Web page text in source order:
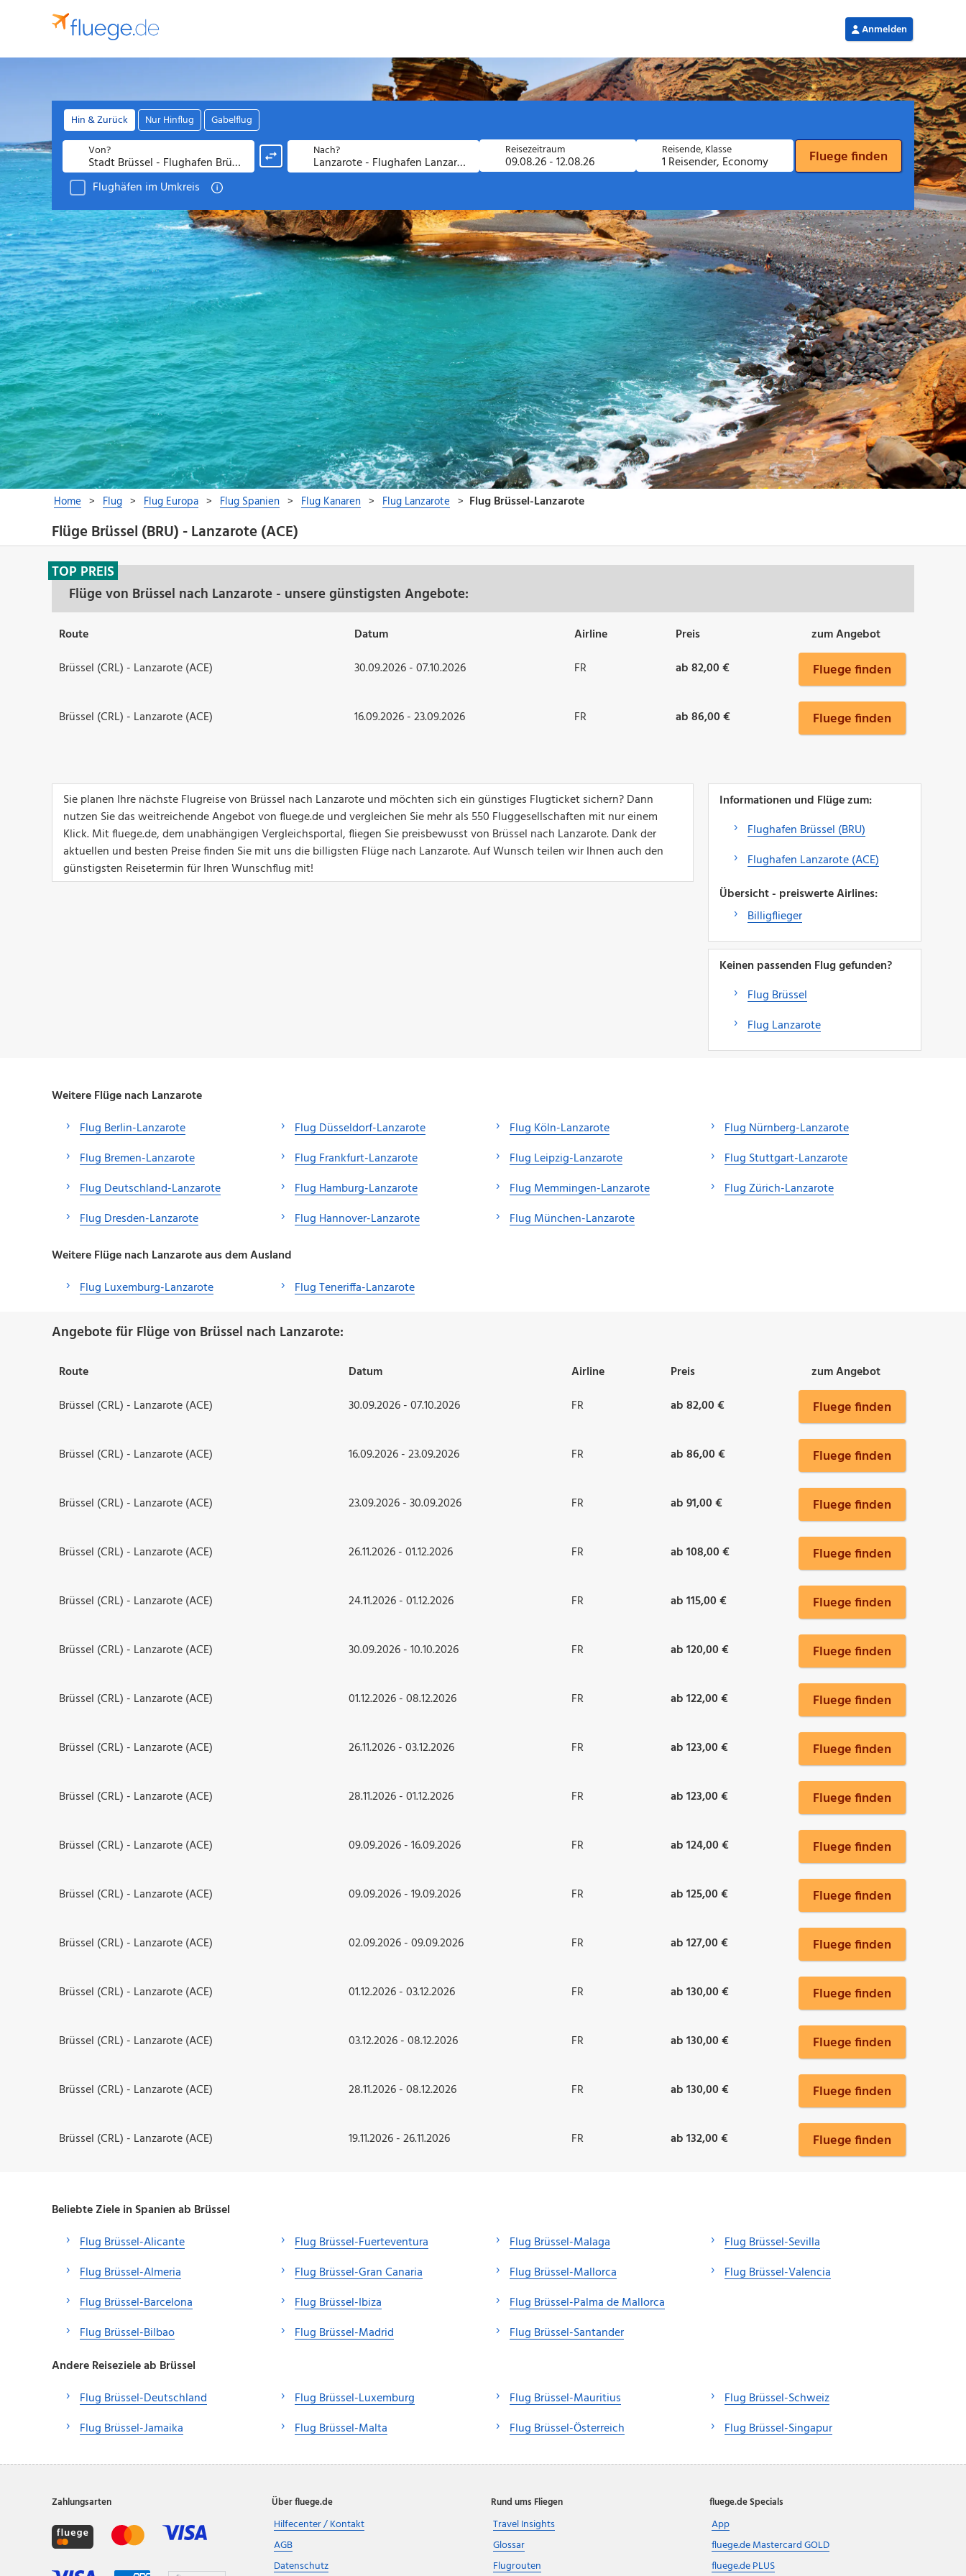
Flüge Brüssel (BRU) - Lanzarote (ACE)
Flüge von Brüssel nach Lanzarote - unsere günstigsten Angebote:
TOP PREIS
Route Datum Airline Preis
zum Angebot
Brüssel (CRL) - Lanzarote (ACE)
30.09.2026 - 07.10.2026 FR ab 82,00 € Fluege finden
Brüssel (CRL) - Lanzarote (ACE) 16.09.2026 - 23.09.2026 FR ab 86,00 € Fluege finden
Sie planen Ihre nächste Flugreise von Brüssel nach Lanzarote und möchten sich ein günstiges Flugticket sichern? Dann
nutzen Sie das weitreichende Angebot von fluege.de und vergleichen Sie mehr als 550 Fluggesellschaften mit nur einem
Klick. Mit fluege.de, dem unabhängigen Vergleichsportal, fliegen Sie preisbewusst von Brüssel nach Lanzarote. Dank der
aktuellen und besten Preise finden Sie mit uns die billigsten Flüge nach Lanzarote. Auf Wunsch teilen wir Ihnen auch den
günstigsten Reisetermin für Ihren Wunschflug mit!
Informationen und Flüge zum:
Flughafen Brüssel (BRU)
Flughafen Lanzarote (ACE)
Übersicht - preiswerte Airlines:
Billigflieger
Keinen passenden Flug gefunden?
Flug Brüssel
Flug Lanzarote
Weitere Flüge nach Lanzarote
Flug Berlin-Lanzarote
Flug Bremen-Lanzarote
Flug Deutschland-Lanzarote
Flug Dresden-Lanzarote
Flug Düsseldorf-Lanzarote
Flug Frankfurt-Lanzarote
Flug Hamburg-Lanzarote
Flug Hannover-Lanzarote
Flug Köln-Lanzarote
Flug Leipzig-Lanzarote
Flug Memmingen-Lanzarote
Flug München-Lanzarote
Flug Nürnberg-Lanzarote
Flug Stuttgart-Lanzarote
Flug Zürich-Lanzarote
Weitere Flüge nach Lanzarote aus dem Ausland
Flug Luxemburg-Lanzarote
Flug Teneriffa-Lanzarote
Angebote für Flüge von Brüssel nach Lanzarote:
Route Datum Airline Preis
zum Angebot
Brüssel (CRL) - Lanzarote (ACE)
30.09.2026 - 07.10.2026 FR ab 82,00 € Fluege finden
Brüssel (CRL) - Lanzarote (ACE) 16.09.2026 - 23.09.2026 FR ab 86,00 € Fluege finden
Brüssel (CRL) - Lanzarote (ACE) 23.09.2026 - 30.09.2026 FR ab 91,00 € Fluege finden
Brüssel (CRL) - Lanzarote (ACE) 26.11.2026 - 01.12.2026 FR ab 108,00 € Fluege finden
Brüssel (CRL) - Lanzarote (ACE) 24.11.2026 - 01.12.2026 FR ab 115,00 € Fluege finden
Brüssel (CRL) - Lanzarote (ACE) 30.09.2026 - 10.10.2026 FR ab 120,00 € Fluege finden
Brüssel (CRL) - Lanzarote (ACE) 01.12.2026 - 08.12.2026 FR ab 122,00 € Fluege finden
Brüssel (CRL) - Lanzarote (ACE) 26.11.2026 - 03.12.2026 FR ab 123,00 € Fluege finden
Brüssel (CRL) - Lanzarote (ACE) 28.11.2026 - 01.12.2026 FR ab 123,00 € Fluege finden
Brüssel (CRL) - Lanzarote (ACE) 09.09.2026 - 16.09.2026 FR ab 124,00 € Fluege finden
Brüssel (CRL) - Lanzarote (ACE) 09.09.2026 - 19.09.2026 FR ab 125,00 € Fluege finden
Brüssel (CRL) - Lanzarote (ACE) 02.09.2026 - 09.09.2026 FR ab 127,00 € Fluege finden
Brüssel (CRL) - Lanzarote (ACE) 01.12.2026 - 03.12.2026 FR ab 130,00 € Fluege finden
Brüssel (CRL) - Lanzarote (ACE) 03.12.2026 - 08.12.2026 FR ab 130,00 € Fluege finden
Brüssel (CRL) - Lanzarote (ACE) 28.11.2026 - 08.12.2026 FR ab 130,00 € Fluege finden
Brüssel (CRL) - Lanzarote (ACE) 19.11.2026 - 26.11.2026 FR ab 132,00 € Fluege finden
Beliebte Ziele in Spanien ab Brüssel
Flug Brüssel-Alicante
Flug Brüssel-Almeria
Flug Brüssel-Barcelona
Flug Brüssel-Bilbao
Flug Brüssel-Fuerteventura
Flug Brüssel-Gran Canaria
Flug Brüssel-Ibiza
Flug Brüssel-Madrid
Flug Brüssel-Malaga
Flug Brüssel-Mallorca
Flug Brüssel-Palma de Mallorca
Flug Brüssel-Santander
Flug Brüssel-Sevilla
Flug Brüssel-Valencia
Andere Reiseziele ab Brüssel
Flug Brüssel-Deutschland
Flug Brüssel-Jamaika
Flug Brüssel-Luxemburg
Flug Brüssel-Malta
Flug Brüssel-Mauritius
Flug Brüssel-Österreich
Flug Brüssel-Schweiz
Flug Brüssel-Singapur